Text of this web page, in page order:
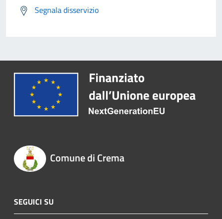
Segnala disservizio
Comune di Crema
SEGUICI SU